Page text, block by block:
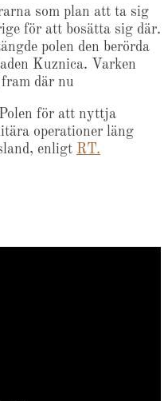
som plan att ta sig
för att bosätta sig där.
polen den berörda
Kuznica. Varken
där nu
för att nyttja
operationer läng
enligt RT.